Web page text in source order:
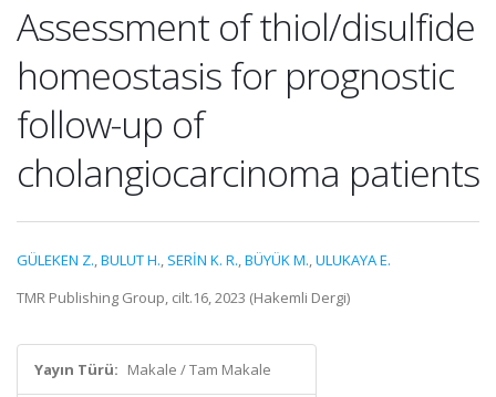
Assessment of thiol/disulfide
homeostasis for prognostic
follow-up of
cholangiocarcinoma patients
GÜLEKEN Z.,BULUT H., SERİN K. R.,BÜYÜK M.,ULUKAYA E.
TMR Publishing Group, cilt.16, 2023 (Hakemli Dergi)
Yayın Türü: Makale / Tam Makale